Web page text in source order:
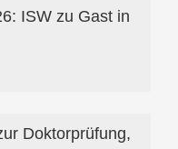
ISW zu Gast in
Doktorprüfung,